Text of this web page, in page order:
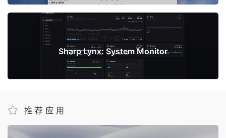
Sharp Lynx: System Monitor
推荐应用